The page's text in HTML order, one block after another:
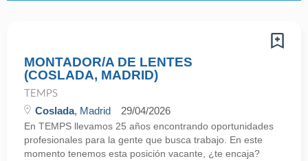
MONTADOR/A DE LENTES
(COSLADA, MADRID)
TEMPS
Coslada, Madrid 29/04/2026
En TEMPS llevamos 25 años encontrando oportunidades
profesionales para la gente que busca trabajo. En este
momento tenemos esta posición vacante, ¿te encaja?